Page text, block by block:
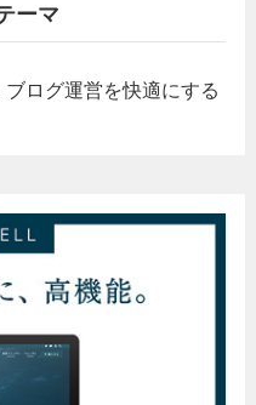
ーマ
ブログ運営を快適にする